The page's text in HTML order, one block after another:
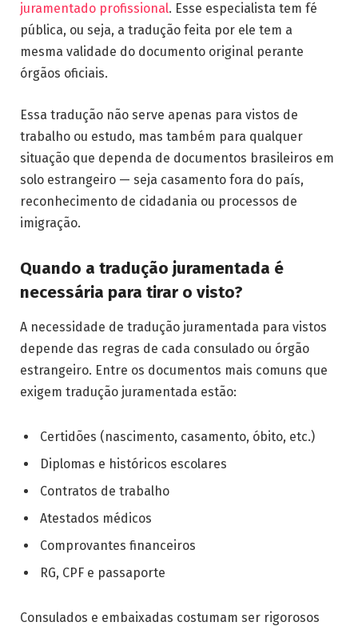
juramentado profissional. Esse especialista tem fé
pública, ou seja, a tradução feita por ele tem a
mesma validade do documento original perante
órgãos oficiais.
Essa tradução não serve apenas para vistos de
trabalho ou estudo, mas também para qualquer
situação que dependa de documentos brasileiros em
solo estrangeiro — seja casamento fora do país,
reconhecimento de cidadania ou processos de
imigração.
Quando a tradução juramentada é
necessária para tirar o visto?
A necessidade de tradução juramentada para vistos
depende das regras de cada consulado ou órgão
estrangeiro. Entre os documentos mais comuns que
exigem tradução juramentada estão:
Certidões (nascimento, casamento, óbito, etc.)
Diplomas e históricos escolares
Contratos de trabalho
Atestados médicos
Comprovantes financeiros
RG, CPF e passaporte
Consulados e embaixadas costumam ser rigorosos